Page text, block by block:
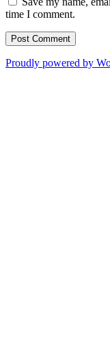
time I comment.
Proudly powered by